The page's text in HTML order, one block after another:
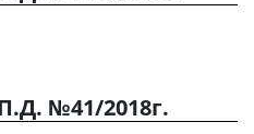
№41/2018г.